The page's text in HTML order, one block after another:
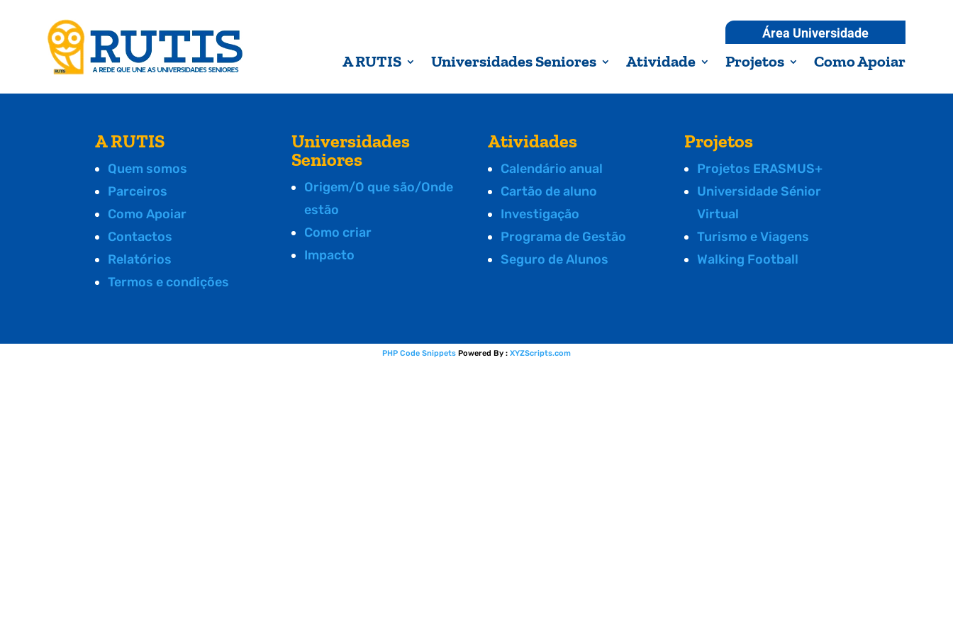
Área Universidade
A RUTIS Universidades Seniores Atividade Projetos Como Apoiar
A RUTIS
Quem somos
Parceiros
Como Apoiar
Contactos
Relatórios
Termos e condições
Universidades
Seniores
Origem/O que são/Onde
estão
Como criar
Impacto
Atividades
Calendário anual
Cartão de aluno
Investigação
Programa de Gestão
Seguro de Alunos
Projetos
Projetos ERASMUS+
Universidade Sénior
Virtual
Turismo e Viagens
Walking Football
PHP Code Snippets Powered By : XYZScripts.com